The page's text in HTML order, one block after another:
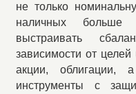
не только
наличных больше
выстраивать
зависимости от
акции,
инструменты с